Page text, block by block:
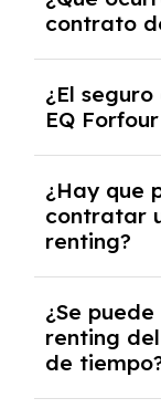
30,000 km
puede haber
contrato
coche,
casos,
acordado.
¿El
EQ
EQ Forfour
franquicia
mensuales.
¿Hay que
contratar
renting?
tendrás que
salvo en
debido al
económica.
¿Se
renting
de